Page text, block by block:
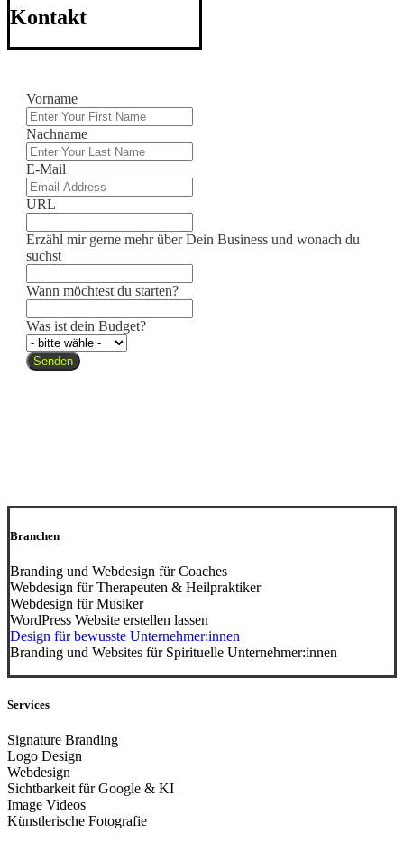
Kontakt
Vorname
Nachname
E-Mail
URL
Erzähl mir gerne mehr über Dein Business und wonach du
suchst
Wann möchtest du starten?
Was ist dein Budget?
Senden
Branchen
Branding und Webdesign für Coaches
Webdesign für Therapeuten & Heilpraktiker
Webdesign für Musiker
WordPress Website erstellen lassen
Design für bewusste Unternehmer:innen
Branding und Websites für Spirituelle Unternehmer:innen
Services
Signature Branding
Logo Design
Webdesign
Sichtbarkeit für Google & KI
Image Videos
Künstlerische Fotografie